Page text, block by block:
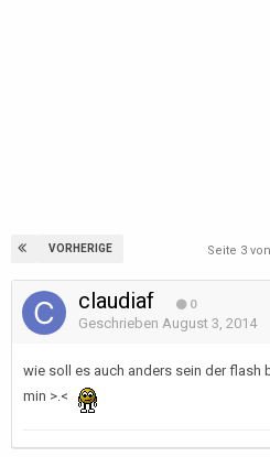
VORHERIGE Seite 3
claudiaf 0
Geschrieben August 3, 2014
wie soll es auch anders sein der flash
min >.<